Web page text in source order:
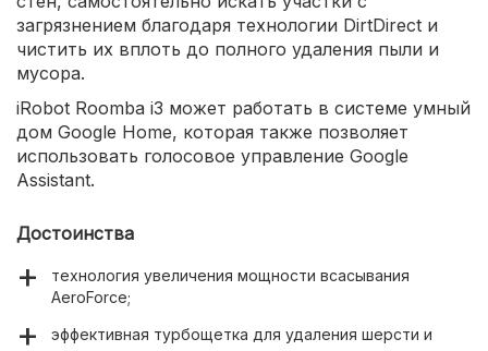
загрязнением благодаря технологии DirtDirect и
чистить их вплоть до полного удаления пыли и
мусора.
iRobot Roomba i3 может работать в системе умный
дом Google Home, которая также позволяет
использовать голосовое управление Google
Assistant.
Достоинства
технология увеличения мощности всасывания
AeroForce;
эффективная турбощетка для удаления шерсти и